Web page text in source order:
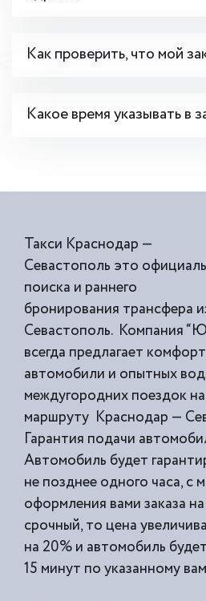
Как проверить, что мой
Какое время указывать в
Такси Краснодар —
Севастополь это
поиска и раннего
бронирования трансфера
Севастополь. Компания
всегда предлагает
автомобили и опытных
междугородних поездок
маршруту Краснодар —
Гарантия подачи
Автомобиль будет
не позднее одного часа, с
оформления вами заказа
срочный, то цена
на 20% и автомобиль
15 минут по указанному